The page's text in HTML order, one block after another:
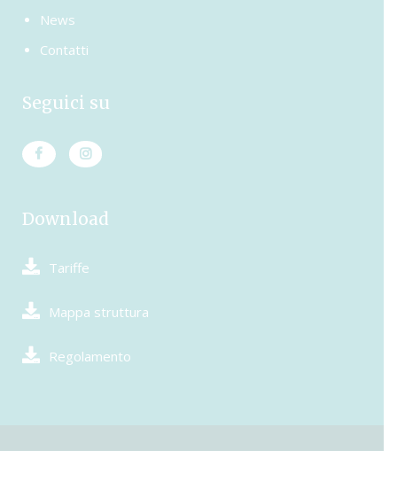
News
Contatti
Seguici su
Download
Tariffe
Mappa struttura
Regolamento
© Camping Pionier Etrusco. P.Iva 01513620565 – Capitale sociale €